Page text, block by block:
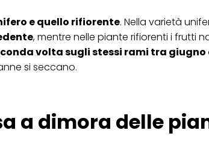
e quello rifiorente. Nella varietà
, mentre nelle piante rifiorenti i frutti
volta sugli stessi rami tra giugno
si seccano.
a dimora delle
informazioni sul trattamento dei tuoi dati / sull'uso
Cliccando su "Accetta tutto", acconsenti all'uso dei
indicate. Se fai clic su "Rifiuta", verranno utilizzati solo i